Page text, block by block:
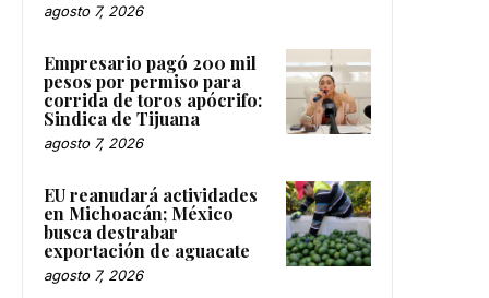
agosto 7, 2026
Empresario pagó 200 mil
pesos por permiso para
corrida de toros apócrifo:
Sindica de Tijuana
agosto 7, 2026
EU reanudará actividades
en Michoacán; México
busca destrabar
exportación de aguacate
agosto 7, 2026